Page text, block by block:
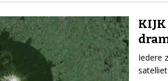
Iedere